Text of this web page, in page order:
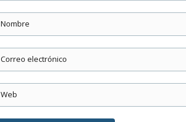
Nombre
Correo electrónico
Web